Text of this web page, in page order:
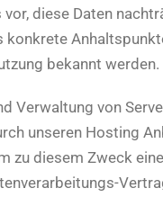
diese Daten
konkrete
bekannt werden.
Verwaltung von
unseren Hosting
zu diesem Zweck